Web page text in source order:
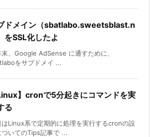
ドメイン（sbatlabo.sweetsblast.n
をSSL化したよ
末、Google AdSense に通すために、
をサブドメイ ...
】cronで5分起きにコマンドを実
る
はLinux系で定期的に処理を実行するcronの設
ついてのTips記事で ...